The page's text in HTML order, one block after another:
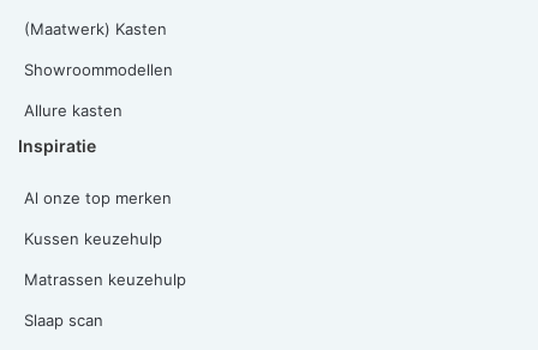
(Maatwerk) Kasten
Showroommodellen
Allure kasten
Inspiratie
Al onze top merken
Kussen keuzehulp
Matrassen keuzehulp
Slaap scan